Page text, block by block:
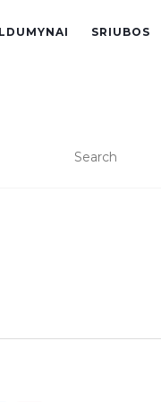
SRIUBOS